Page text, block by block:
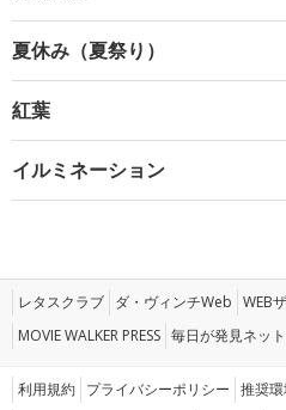
夏休み（夏祭り）
紅葉
イルミネーション
レタスクラブ ダ・ヴィンチWeb WEB
MOVIE WALKER PRESS 毎日が発見ネット
利用規約 プライバシーポリシー 推奨